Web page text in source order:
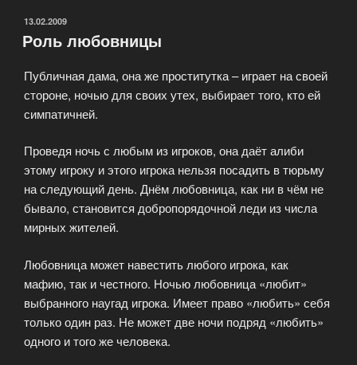
ОПУБЛИКОВАНО
13.02.2009
Роль любовницы
Публичная дама, она же проститутка – играет на своей
стороне, ночью для своих утех, выбирает того, кто ей
симпатичней.
Проведя ночь с любым из игроков, она даёт алиби
этому игроку и этого игрока нельзя посадить в тюрьму
на следующий день. Днём любовница, как ни в чём не
бывало, становится добропорядочной леди из числа
мирных жителей.
Любовница может навестить любого игрока, как
мафию, так и честного. Ночью любовница «любит»
выбранного наугад игрока. Имеет право «любить» себя
только один раз. Не может две ночи подряд «любить»
одного и того же человека.